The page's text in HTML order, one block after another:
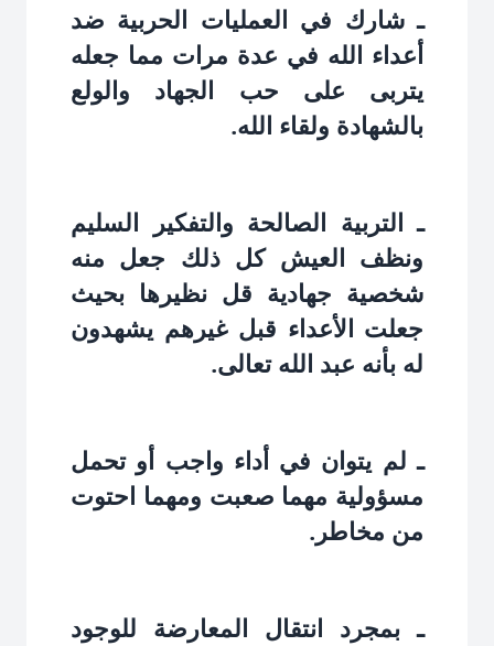
ـ شارك في العمليات الحربية ضد
أعداء الله في عدة مرات مما جعله
يتربى على حب الجهاد والولع
بالشهادة ولقاء الله.
ـ التربية الصالحة والتفكير السليم
ونظف العيش كل ذلك جعل منه
شخصية جهادية قل نظيرها بحيث
جعلت الأعداء قبل غيرهم يشهدون
له بأنه عبد الله تعالى.
ـ لم يتوان في أداء واجب أو تحمل
مسؤولية مهما صعبت ومهما احتوت
من مخاطر.
ـ بمجرد انتقال المعارضة للوجود